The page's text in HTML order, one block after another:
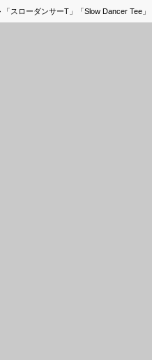
「スローダンサーT」「Slow Dancer Tee